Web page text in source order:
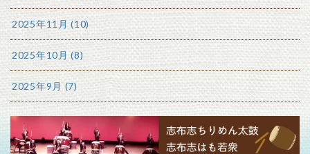
2025年11月 (10)
2025年10月 (8)
2025年9月 (7)